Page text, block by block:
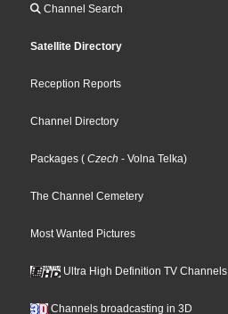
Channel Search
Satellite Directory
Reception Reports
Channel Directory
Packages ( Czech - Volna Telka)
The Channel Cemetery
Most Wanted Pictures
Ultra High Definition TV Channels
Channels broadcasting in 3D